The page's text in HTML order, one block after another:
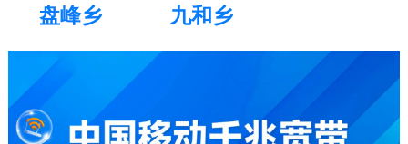
盘峰乡
九和乡